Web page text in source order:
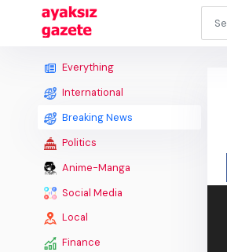
Everything
International
Breaking News
Politics
Anime-Manga
Social Media
Local
Finance